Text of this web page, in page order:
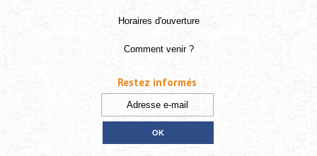
Horaires d'ouverture
Comment venir ?
Restez informés